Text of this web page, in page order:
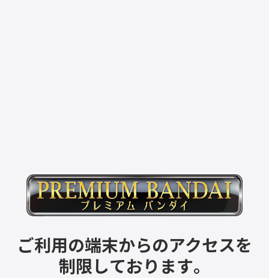
ご利用の端末からのアクセスを
制限しております。